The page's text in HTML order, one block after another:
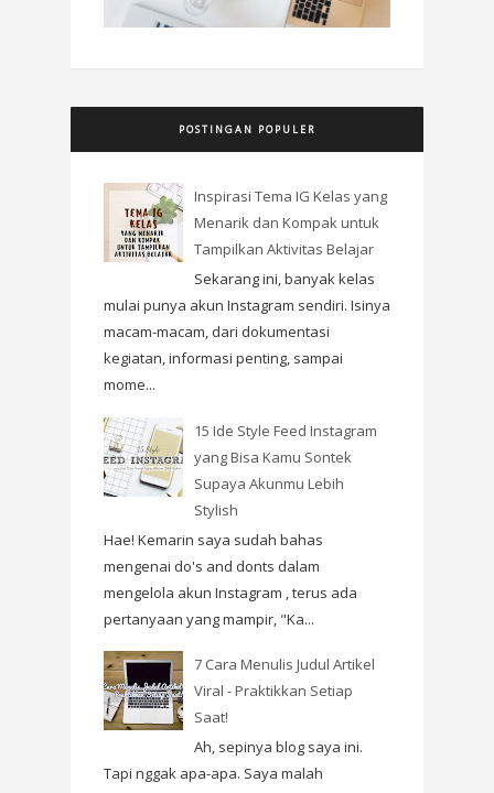
POSTINGAN POPULER
Inspirasi Tema IG Kelas yang
Menarik dan Kompak untuk
Tampilkan Aktivitas Belajar
Sekarang ini, banyak kelas
mulai punya akun Instagram sendiri. Isinya
macam-macam, dari dokumentasi
kegiatan, informasi penting, sampai
mome...
15 Ide Style Feed Instagram
yang Bisa Kamu Sontek
Supaya Akunmu Lebih
Stylish
Hae! Kemarin saya sudah bahas
mengenai do's and donts dalam
mengelola akun Instagram , terus ada
pertanyaan yang mampir, "Ka...
7 Cara Menulis Judul Artikel
Viral - Praktikkan Setiap
Saat!
Ah, sepinya blog saya ini.
Tapi nggak apa-apa. Saya malah